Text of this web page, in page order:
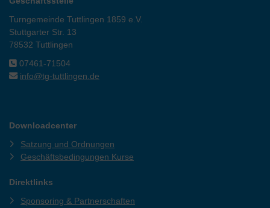
Turngemeinde Tuttlingen 1859 e.V.
Stuttgarter Str. 13
78532 Tuttlingen
07461-71504
info@tg-tuttlingen.de
Downloadcenter
Satzung und Ordnungen
Geschäftsbedingungen Kurse
Direktlinks
Sponsoring & Partnerschaften